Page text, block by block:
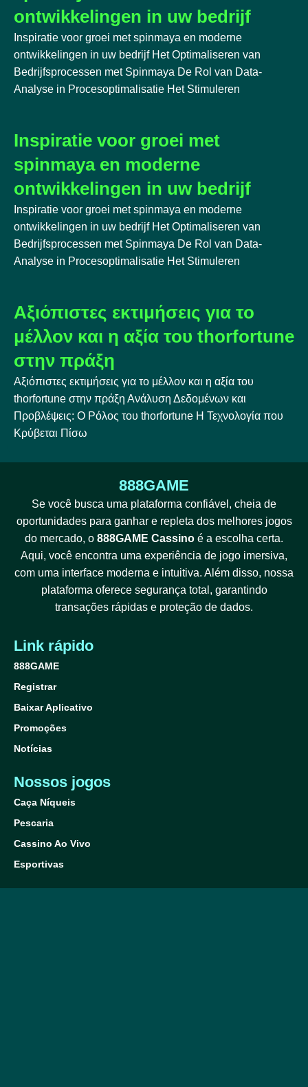
ontwikkelingen in uw bedrijf
Inspiratie voor groei met spinmaya en moderne
ontwikkelingen in uw bedrijf Het Optimaliseren van
Bedrijfsprocessen met Spinmaya De Rol van Data-
Analyse in Procesoptimalisatie Het Stimuleren
Inspiratie voor groei met
spinmaya en moderne
ontwikkelingen in uw bedrijf
Inspiratie voor groei met spinmaya en moderne
ontwikkelingen in uw bedrijf Het Optimaliseren van
Bedrijfsprocessen met Spinmaya De Rol van Data-
Analyse in Procesoptimalisatie Het Stimuleren
Αξιόπιστες εκτιμήσεις για το
μέλλον και η αξία του thorfortune
στην πράξη
Αξιόπιστες εκτιμήσεις για το μέλλον και η αξία του
thorfortune στην πράξη Ανάλυση Δεδομένων και
Προβλέψεις: Ο Ρόλος του thorfortune Η Τεχνολογία που
Κρύβεται Πίσω
888GAME
Se você busca uma plataforma confiável, cheia de
oportunidades para ganhar e repleta dos melhores jogos
do mercado, o 888GAME Cassino é a escolha certa.
Aqui, você encontra uma experiência de jogo imersiva,
com uma interface moderna e intuitiva. Além disso, nossa
plataforma oferece segurança total, garantindo
transações rápidas e proteção de dados.
Link rápido
888GAME
Registrar
Baixar Aplicativo
Promoções
Notícias
Nossos jogos
Caça Níqueis
Pescaria
Cassino Ao Vivo
Esportivas